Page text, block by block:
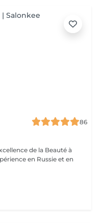
86
de la Beauté à